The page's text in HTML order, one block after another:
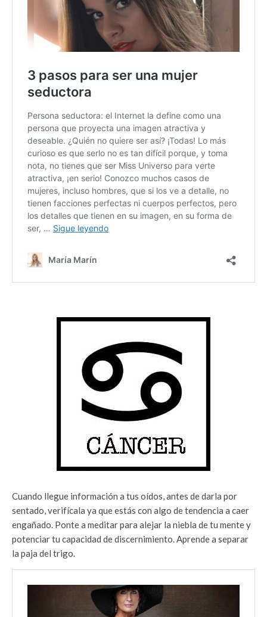
Cuando llegue información a tus oídos, antes de darla por
sentado, verifícala ya que estás con algo de tendencia a caer
engañado. Ponte a meditar para alejar la niebla de tu mente y
potenciar tu capacidad de discernimiento. Aprende a separar
la paja del trigo.